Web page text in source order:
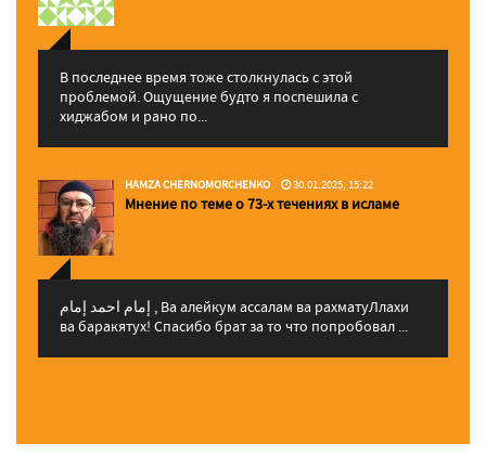
В последнее время тоже столкнулась с этой
проблемой. Ощущение будто я поспешила с
хиджабом и рано по...
HAMZA CHERNOMORCHENKO 30.01.2025, 15:22
Мнение по теме о 73-х течениях в исламе
إمام احمد إمام , Ва алейкум ассалам ва рахматуЛлахи
ва баракятух! Спасибо брат за то что попробовал ...